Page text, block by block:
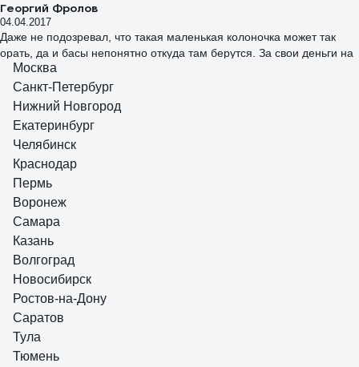
Георгий Фролов
04.04.2017
Даже не подозревал, что такая маленькая колоночка может так
орать, да и басы непонятно откуда там берутся. За свои деньги на
мой взгляд это лучшее в этом формфакторе приборов.
Отзыв о Defender Enjoy S1000 65687
Игорь М.
12.10.2020
Хороший звук, за свою цену. Что удивило, даже бассит. Порадовало
что в комплекте идёт достаточно длинный аукс и кабель microusb.
Достаточно увесистая, стоит хорошо,на резиновых ножках.
Качество сборки отличное
Москва
Санкт-Петербург
Нижний Новгород
Екатеринбург
Челябинск
Краснодар
Пермь
Воронеж
Самара
Казань
Волгоград
Новосибирск
Ростов-на-Дону
Саратов
Тула
Тюмень